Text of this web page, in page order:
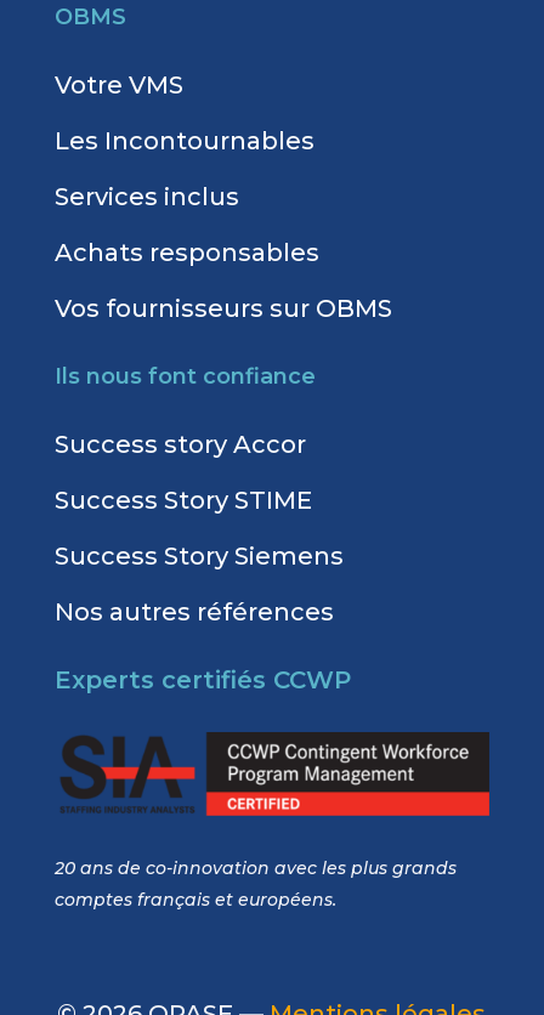
OBMS
Votre VMS
Les Incontournables
Services inclus
Achats responsables
Vos fournisseurs sur OBMS
Ils nous font confiance
Success story Accor
Success Story STIME
Success Story Siemens
Nos autres références
Experts certifiés CCWP
20 ans de co-innovation avec les plus grands
comptes français et européens.